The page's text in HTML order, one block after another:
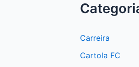
Carreira
Cartola FC